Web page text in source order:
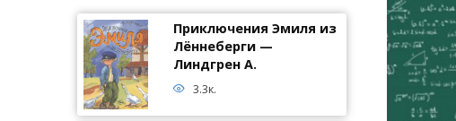
Приключения Эмиля из
Лённеберги —
Линдгрен А.
3.3к.